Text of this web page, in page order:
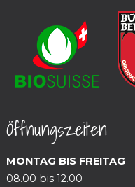
Öffnungszeiten
MONTAG BIS FREITAG
08.00 bis 12.00